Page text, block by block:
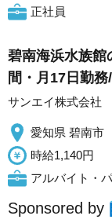
正社員
碧南海浜水族館
間・月17日勤務
サンエイ株式会社
愛知県 碧南市
時給1,140円
アルバイト・
Sponsored by